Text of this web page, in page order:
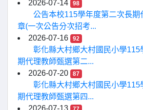
2026-07-14
98
公告本校115學年度第二次長期
章(一次公告分次招考...
2026-07-16
92
彰化縣大村鄉大村國民小學115
期代理教師甄選第二...
2026-07-20
87
彰化縣大村鄉大村國民小學115
期代理教師甄選第四...
2026-07-13